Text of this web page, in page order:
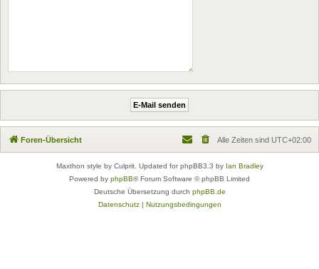
Foren-Übersicht Alle Zeiten sind UTC+02:00
Maxthon style by Culprit. Updated for phpBB3.3 by Ian Bradley
Powered by phpBB® Forum Software © phpBB Limited
Deutsche Übersetzung durch phpBB.de
Datenschutz| Nutzungsbedingungen